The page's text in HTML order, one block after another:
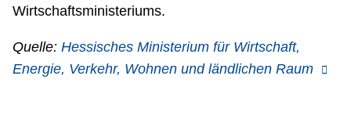
Wirtschaftsministeriums.
Quelle: Hessisches Ministerium für Wirtschaft,
Energie, Verkehr, Wohnen und ländlichen Raum